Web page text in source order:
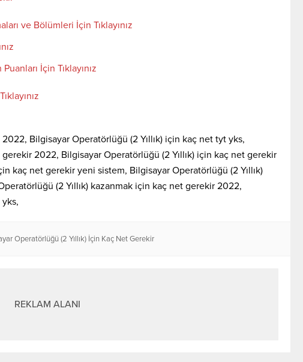
ve Bölümleri İçin Tıklayınız
İçin Tıklayınız
Bilgisayar Operatörlüğü (2 Yıllık) için kaç net tyt yks,
2022, Bilgisayar Operatörlüğü (2 Yıllık) için kaç net gerekir
kaç net gerekir yeni sistem, Bilgisayar Operatörlüğü (2 Yıllık)
(2 Yıllık) kazanmak için kaç net gerekir 2022,
Operatörlüğü (2 Yıllık) İçin Kaç Net Gerekir
REKLAM ALANI